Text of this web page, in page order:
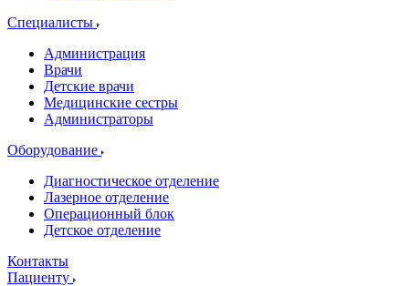
Специалисты
Администрация
Врачи
Детские врачи
Медицинские сестры
Администраторы
Оборудование
Диагностическое отделение
Лазерное отделение
Операционный блок
Детское отделение
Контакты
Пациенту